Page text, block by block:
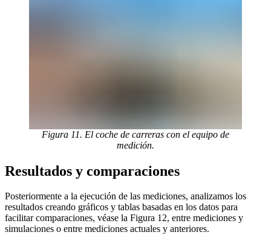
Figura 11. El coche de carreras con el equipo de
medición.
Resultados y comparaciones
Posteriormente a la ejecución de las mediciones, analizamos los
resultados creando gráficos y tablas basadas en los datos para
facilitar comparaciones, véase la Figura 12, entre mediciones y
simulaciones o entre mediciones actuales y anteriores.